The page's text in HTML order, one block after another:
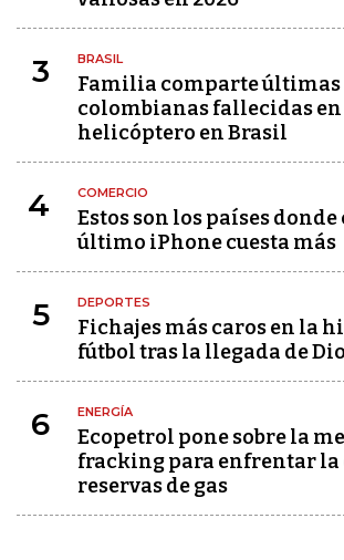
3 BRASIL
Familia comparte últimas
colombianas fallecidas en
helicóptero en Brasil
4 COMERCIO
Estos son los países
último iPhone cuesta más
5 DEPORTES
Fichajes más caros en la
fútbol tras la llegada de
6 ENERGÍA
Ecopetrol pone sobre la
fracking para enfrentar la
reservas de gas